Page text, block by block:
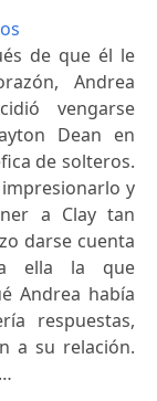
de que él le
Andrea
vengarse
Dean en
de solteros.
y
a Clay tan
darse cuenta
ella la que
Andrea había
respuestas,
a su relación.